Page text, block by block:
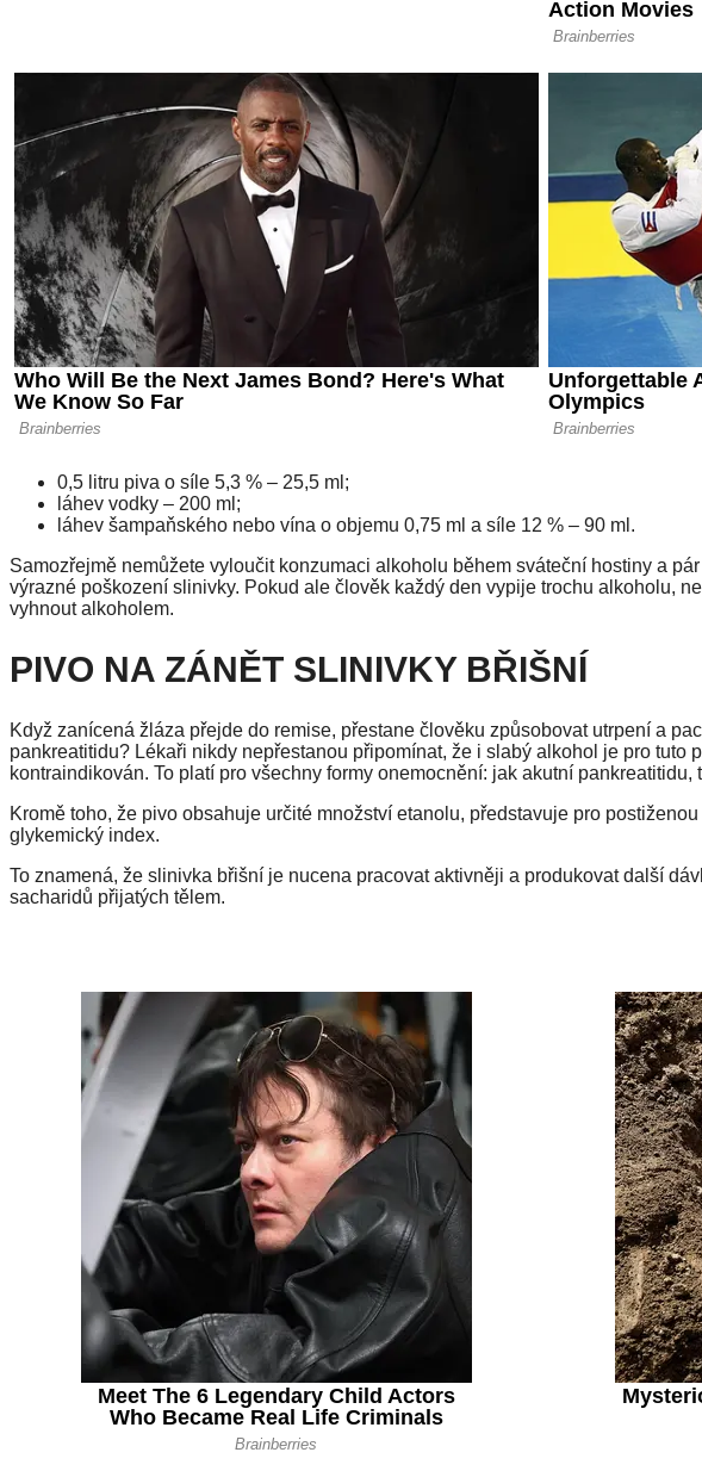
0,5 litru piva o síle 5,3 % – 25,5 ml;
láhev vodky – 200 ml;
láhev šampaňského nebo vína o objemu 0,75 ml a síle 12 % – 90 ml.
Samozřejmě nemůžete vyloučit konzumaci alkoholu během sváteční hostiny a
výrazné poškození slinivky. Pokud ale člověk každý den vypije trochu alkoholu,
vyhnout alkoholem.
PIVO NA ZÁNĚT SLINIVKY BŘIŠNÍ
Když zanícená žláza přejde do remise, přestane člověku způsobovat utrpení a
pankreatitidu? Lékaři nikdy nepřestanou připomínat, že i slabý alkohol je pro tuto
kontraindikován. To platí pro všechny formy onemocnění: jak akutní pankreatitidu,
Kromě toho, že pivo obsahuje určité množství etanolu, představuje pro
glykemický index.
To znamená, že slinivka břišní je nucena pracovat aktivněji a produkovat další
sacharidů přijatých tělem.